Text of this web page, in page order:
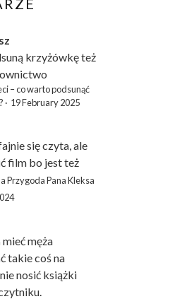
krzyżówkęteż
– co warto podsunąć
· 19 February 2025
się czyta, ale
film bo jest też
Przygoda Pana Kleksa
męża
takie coś na
nosić książki